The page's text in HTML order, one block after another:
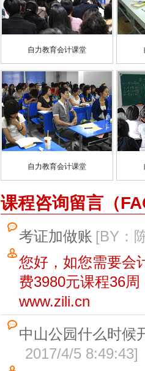
自力教育会计课堂
自力教育会计课堂
课程咨询留言（
考证加做账 [BY：
您好，如您需要会
费3980元课程36
www.zili.cn
中山公园什么时候
2017/4/5 8:49:43]